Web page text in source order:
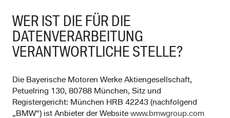
WER IST DIE FÜR DIE
DATENVERARBEITUNG
VERANTWORTLICHE STELLE?
Die Bayerische Motoren Werke Aktiengesellschaft,
Petuelring 130, 80788 München, Sitz und
Registergericht: München HRB 42243 (nachfolgend
„BMW“) ist Anbieter der Websitewww.bmwgroup.com